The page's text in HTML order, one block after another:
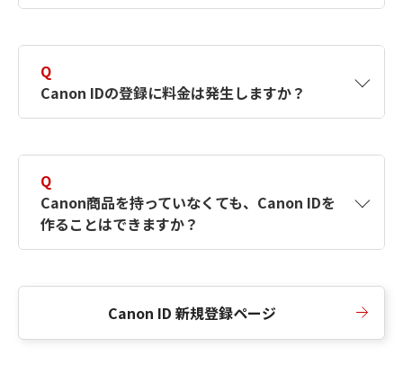
択したサービスから取得します。アカウントを
簡単に作成できるように、この情報を使用して
Canon IDの登録フォームを入力します。
Q
Canon IDの登録に料金は発生しますか？
Q
Canon商品を持っていなくても、Canon IDを
作ることはできますか？
Canon ID 新規登録ページ